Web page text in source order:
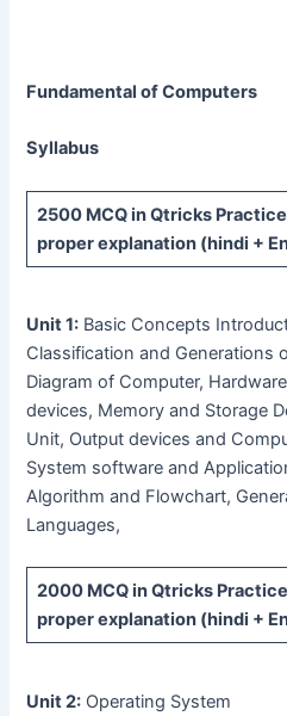
Fundamental of Computers
Syllabus
2500 MCQin Qtricks
proper explanation (hindi +
Unit 1: Basic Concepts
Classification and Generations
Diagram of Computer,
devices, Memory and Storage
Unit, Output devices and
System software and
Algorithm and Flowchart,
Languages,
2000 MCQin Qtricks
proper explanation (hindi +
Unit 2: Operating System